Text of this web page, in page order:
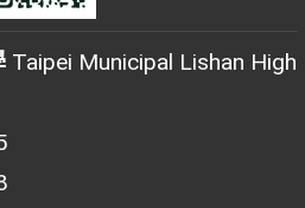
Taipei Municipal Lishan High